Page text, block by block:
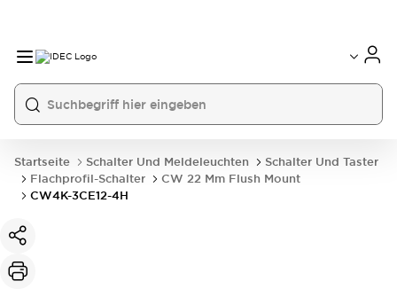
Startseite Schalter Und Meldeleuchten
Schalter Und Taster
Flachprofil-Schalter
CW 22 Mm Flush Mount
CW4K-3CE12-4H